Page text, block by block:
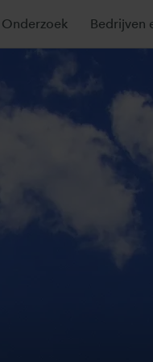
Onderzoek Bedrijven